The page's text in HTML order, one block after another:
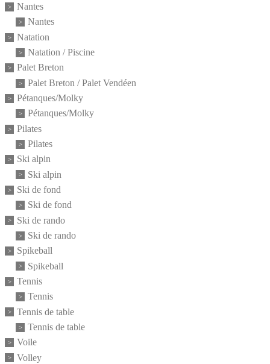
Nantes
Nantes
Natation
Natation / Piscine
Palet Breton
Palet Breton / Palet Vendéen
Pétanques/Molky
Pétanques/Molky
Pilates
Pilates
Ski alpin
Ski alpin
Ski de fond
Ski de fond
Ski de rando
Ski de rando
Spikeball
Spikeball
Tennis
Tennis
Tennis de table
Tennis de table
Voile
Volley